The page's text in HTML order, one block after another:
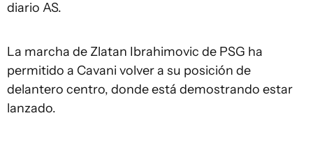
diario AS.
La marcha de Zlatan Ibrahimovic de PSG ha
permitido a Cavani volver a su posición de
delantero centro, donde está demostrando estar
lanzado.